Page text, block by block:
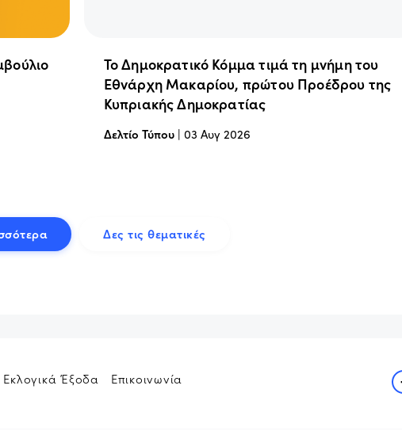
Το Δημοκρατικό Κόμμα τιμά τη μνήμη του
Εθνάρχη Μακαρίου, πρώτου Προέδρου της
Κυπριακής Δημοκρατίας
Δελτίο Τύπου| 03 Αυγ 2026
Δες τις θεματικές
Εκλογικά Έξοδα Επικοινωνία